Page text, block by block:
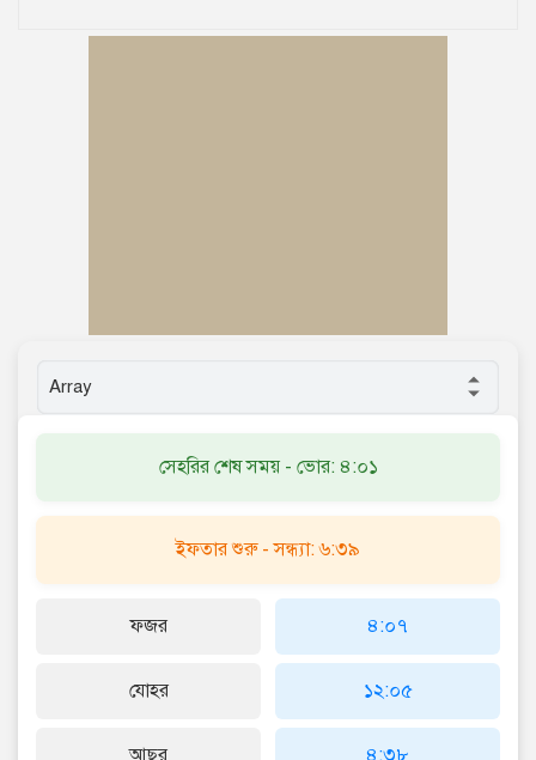
সেহরির শেষ সময় - ভোর: ৪:০১
ইফতার শুরু - সন্ধ্যা: ৬:৩৯
ফজর
যোহর
আছর
৪:০৭
১২:০৫
৪:৩৮